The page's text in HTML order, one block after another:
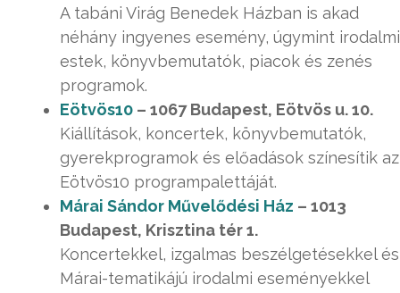
A tabáni Virág Benedek Házban is akad
néhány ingyenes esemény, úgymint irodalmi
estek, könyvbemutatók, piacok és zenés
programok.
Eötvös10 – 1067 Budapest, Eötvös u. 10.
Kiállítások, koncertek, könyvbemutatók,
gyerekprogramok és előadások színesítik az
Eötvös10 programpalettáját.
Márai Sándor Művelődési Ház – 1013
Budapest, Krisztina tér 1.
Koncertekkel, izgalmas beszélgetésekkel és
Márai-tematikájú irodalmi eseményekkel